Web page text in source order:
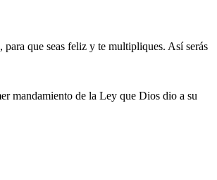
que seas feliz y te multipliques. Así serás
mandamiento de la Ley que Dios dio a su